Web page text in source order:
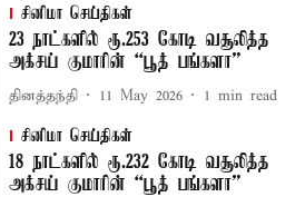
சினிமா செய்திகள்
23 நாட்களில் ரூ.253 கோடி வசூலித்த
அக்சய் குமாரின் “பூத் பங்களா”
தினத்தந்தி 11 May 2026 1 min read
சினிமா செய்திகள்
18 நாட்களில் ரூ.232 கோடி வசூலித்த
அக்சய் குமாரின் “பூத் பங்களா”